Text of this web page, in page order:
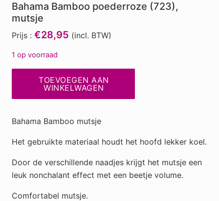
Bahama Bamboo poederroze (723),
mutsje
Prijs : €28,95 (incl. BTW)
1 op voorraad
Bahama
poederroze
mutsje
aantal
TOEVOEGEN AAN
WINKELWAGEN
Bahama Bamboo mutsje
Het gebruikte materiaal houdt het hoofd lekker koel.
Door de verschillende naadjes krijgt het mutsje een
leuk nonchalant effect met een beetje volume.
Comfortabel mutsje.